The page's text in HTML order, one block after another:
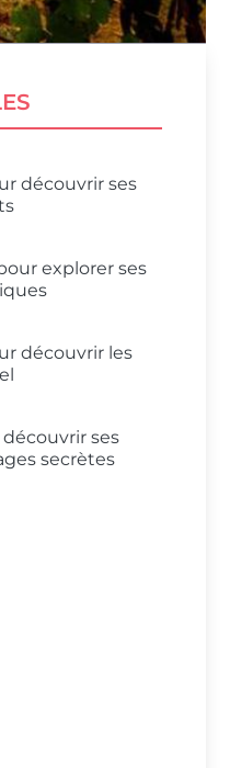
découvrir ses
explorer ses
découvrir les
ses
secrètes